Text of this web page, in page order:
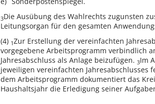
3Die Ausübung des Wahlrechts zugunsten
Leitungsorgan für den gesamten
(4) 1Zur Erstellung der vereinfachten
vorgegebene Arbeitsprogramm verbindlich
Jahresabschluss als Anlage beizufügen.3Im
jeweiligen vereinfachten Jahresabschlusses
dem Arbeitsprogramm dokumentiert das
Haushaltsjahr die Erledigung seiner